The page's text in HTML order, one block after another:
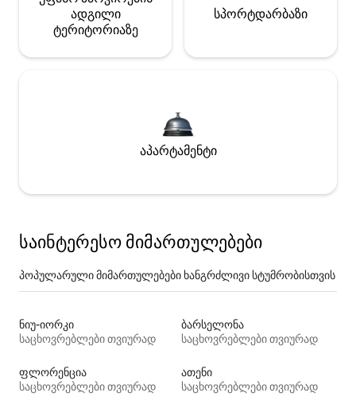
ადგილი
ტერიტორიაზე
სპორტდარბაზი
აპარტამენტი
საინტერესო მიმართულებები
პოპულარული მიმართულებები ხანგრძლივი სტუმრობისთვის
ნიუ-იორკი
საცხოვრებლები თვიურად
ბარსელონა
საცხოვრებლები თვიურად
ფლორენცია
საცხოვრებლები თვიურად
ათენი
საცხოვრებლები თვიურად